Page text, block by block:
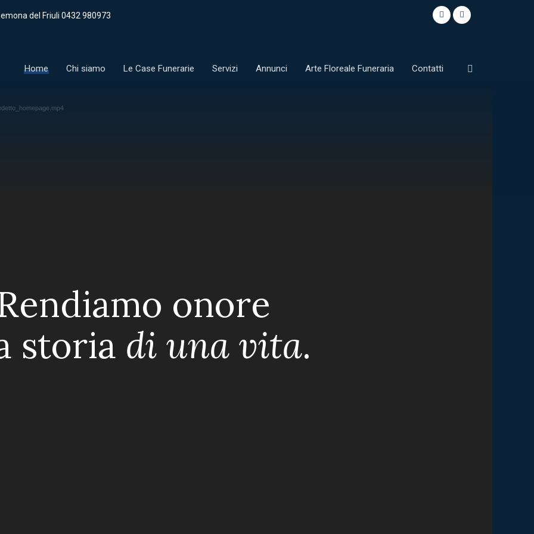
del Friuli 0432 980973
Home Chi siamo Le Case Funerarie Servizi Annunci Arte Floreale Funeraria Contatti
onore
storia di una vita.